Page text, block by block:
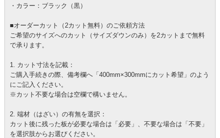
・カラー：ブラック（黒）
■オーダーカット（2カット無料）のご依頼方法
ご希望のサイズへのカット（サイズダウンのみ）を2カットまで無料
で承ります。
1. カット寸法を記載：
ご購入手続きの際、 備考欄へ「400mm×300mmにカット希望」 のよう
にご記入ください。
※カット不要な場合は空欄で構いません。
2. 端材（はざい）の有無を選択：
カット後に残った板が必要な場合は「必要」、不要な場合は「不要」
を選択肢からお選びください。